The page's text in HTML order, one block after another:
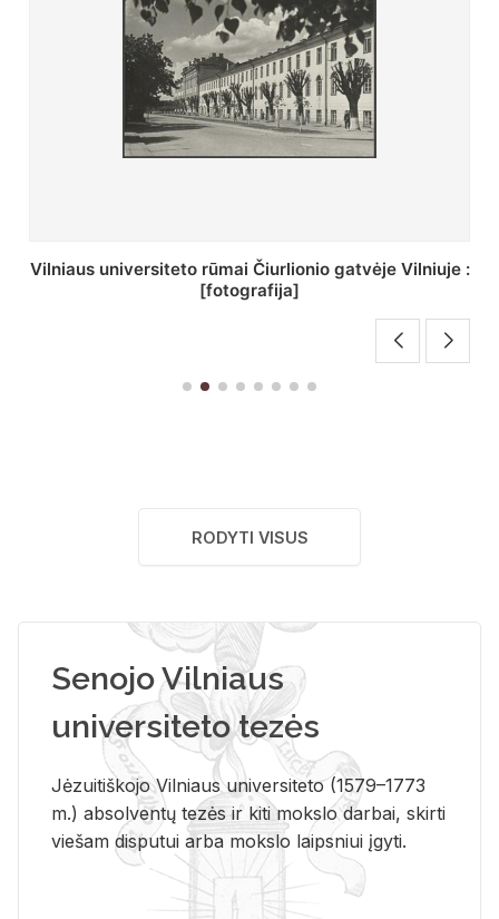
St. Batoro universiteto J. Pilsudskio kolegija :
[fotografija]
RODYTI VISUS
Senojo Vilniaus
universiteto tezės
Jėzuitiškojo Vilniaus universiteto (1579–1773
m.) absolventų tezės ir kiti mokslo darbai, skirti
viešam disputui arba mokslo laipsniui įgyti.